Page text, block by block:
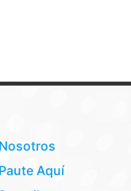
Nosotros
Paute Aquí